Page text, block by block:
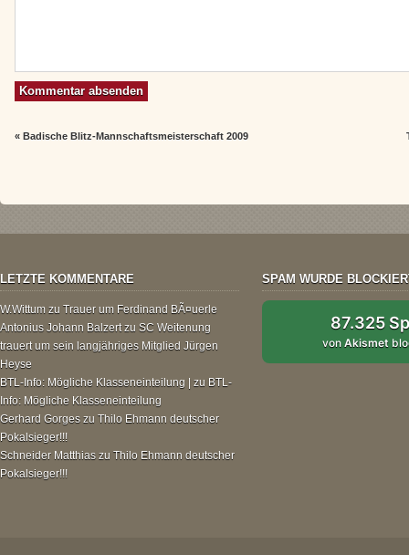
«Badische Blitz-Mannschaftsmeisterschaft 2009
LETZTE KOMMENTARE
W.Wittum zu Trauer um Ferdinand BÃ¤uerle
Antonius Johann Balzertzu SC Weitenung
trauert um sein langjähriges Mitglied Jürgen
Heyse
BTL-Info: Mögliche Klasseneinteilung | zu BTL-
Info: Mögliche Klasseneinteilung
Gerhard Gorges zu Thilo Ehmann deutscher
Pokalsieger!!!
Schneider Matthias zu Thilo Ehmann deutscher
Pokalsieger!!!
SPAM WURDE
87.325
vonAkismet